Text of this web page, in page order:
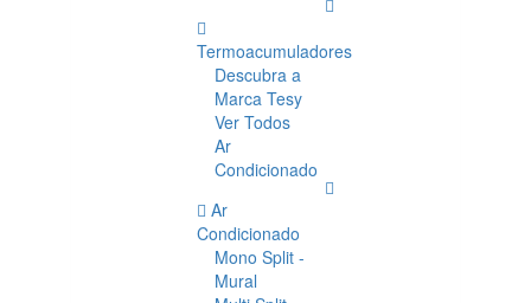
Termoacumuladores
Descubra a
Marca Tesy
Ver Todos
Ar
Condicionado
Ar
Condicionado
Mono Split -
Mural